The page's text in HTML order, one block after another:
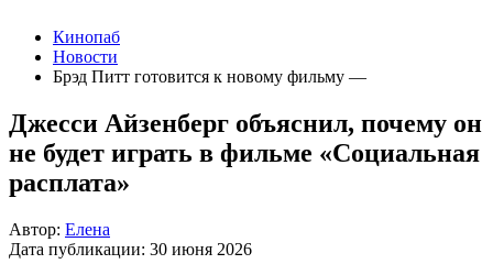
Кинопаб
Новости
Брэд Питт готовится к новому фильму —
Джесси Айзенберг объяснил, почему он
не будет играть в фильме «Социальная
расплата»
Автор: Елена
Дата публикации: 30 июня 2026